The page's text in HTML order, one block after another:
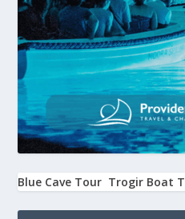
Blue Cave Tour Trogir Boat